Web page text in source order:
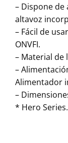
– Dispone
altavoz
– Fácil de
ONVFI.
– Material de
–
Alimentador
–
* Hero Series.